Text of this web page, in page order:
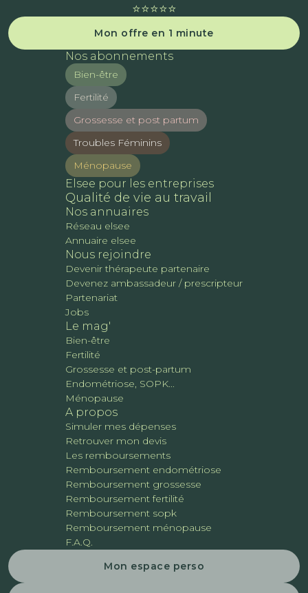
⭐️⭐️⭐️⭐️⭐️
Mon offre en 1 minute
Nos abonnements
Bien-être
Fertilité
Grossesse et post partum
Troubles Féminins
Ménopause
Elsee pour les entreprises
Qualité de vie au travail
Nos annuaires
Réseau elsee
Annuaire elsee
Nous rejoindre
Devenir thérapeute partenaire
Devenez ambassadeur / prescripteur
Partenariat
Jobs
Le mag'
Bien-être
Fertilité
Grossesse et post-partum
Endométriose, SOPK...
Ménopause
A propos
Simuler mes dépenses
Retrouver mon devis
Les remboursements
Remboursement endométriose
Remboursement grossesse
Remboursement fertilité
Remboursement sopk
Remboursement ménopause
F.A.Q.
Mon espace perso